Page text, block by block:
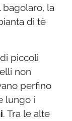
bagolaro, la
di tè
piccoli
non
perfino
lungo i
. Tra le alte